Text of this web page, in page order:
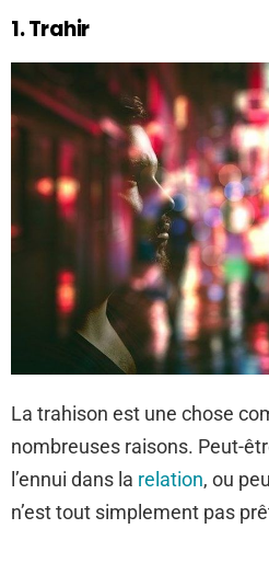
1. Trahir
La trahison est une chose
nombreuses raisons. Peut-
l’ennui dans la relation, ou
n’est tout simplement pas